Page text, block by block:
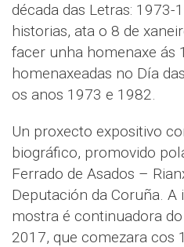
década das Letras: 1973-
historias, ata o 8 de
facer unha homenaxe ás
homenaxeadas no Día
os anos 1973 e 1982.
Un proxecto expositivo
biográfico, promovido
Ferrado de Asados –
Deputación da Coruña. A
mostra é continuadora
2017, que comezara cos